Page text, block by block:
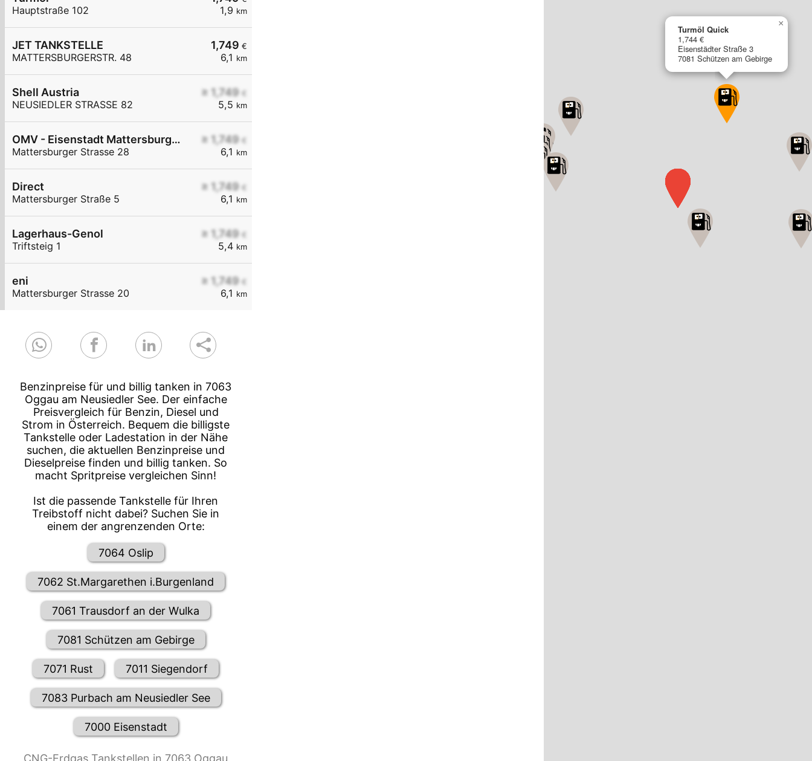
1,9 km
Hauptstraße 102
1,749 €
6,1 km
JET TANKSTELLE
MATTERSBURGERSTR. 48
≥ 1,749 €
5,5 km
Shell Austria
NEUSIEDLER STRASSE 82
≥ 1,749 €
6,1 km
OMV - Eisenstadt Mattersburger Straße 28
Mattersburger Strasse 28
≥ 1,749 €
6,1 km
Direct
Mattersburger Straße 5
≥ 1,749 €
5,4 km
Lagerhaus-Genol
Triftsteig 1
≥ 1,749 €
6,1 km
eni
Mattersburger Strasse 20
Benzinpreise für und billig tanken in 7063
Oggau am Neusiedler See. Der einfache
Preisvergleich für Benzin, Diesel und
Strom in Österreich. Bequem die billigste
Tankstelle oder Ladestation in der Nähe
suchen, die aktuellen Benzinpreise und
Dieselpreise finden und billig tanken. So
macht Spritpreise vergleichen Sinn!
Ist die passende Tankstelle für Ihren
Treibstoff nicht dabei? Suchen Sie in
einem der angrenzenden Orte:
7064 Oslip
7062 St.Margarethen i.Burgenland
7061 Trausdorf an der Wulka
7081 Schützen am Gebirge
7071 Rust 7011 Siegendorf
7083 Purbach am Neusiedler See
7000 Eisenstadt
CNG-Erdgas Tankstellen in 7063 Oggau
Turmöl Quick
1,744 €
Eisenstädter Straße 3
7081 Schützen am Gebirge
×